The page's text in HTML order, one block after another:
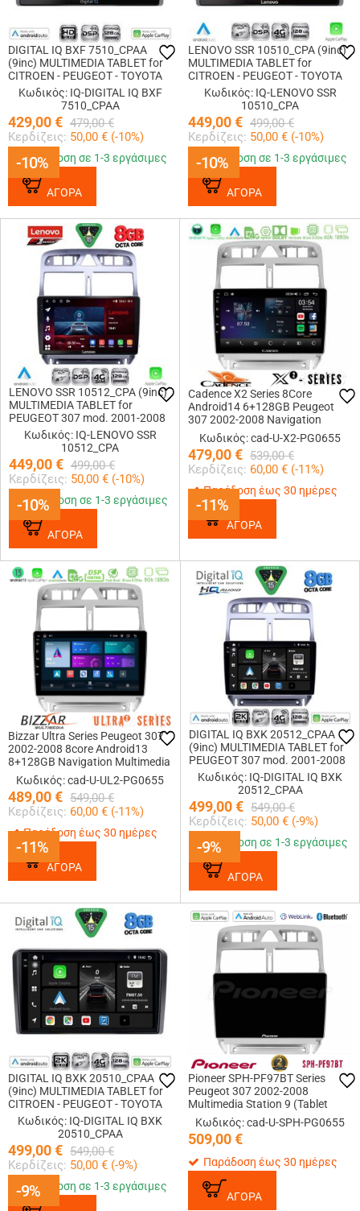
-10%
DIGITAL IQ BXF 7510_CPAA
(9inc) MULTIMEDIA TABLET for
CITROEN - PEUGEOT - TOYOTA
Κωδικός: IQ-DIGITAL IQ BXF
7510_CPAA
429,00€ 479,00 €
Κερδίζεις: 50,00 € (-10%)
-10%
Παράδοση σε 1-3 εργάσιμες
ΑΓΟΡΑ
-10%
LENOVO SSR 10510_CPA (9inc)
MULTIMEDIA TABLET for
CITROEN - PEUGEOT - TOYOTA
Κωδικός: IQ-LENOVO SSR
10510_CPA
449,00€ 499,00 €
Κερδίζεις: 50,00 € (-10%)
-10%
Παράδοση σε 1-3 εργάσιμες
ΑΓΟΡΑ
-10%
LENOVO SSR 10512_CPA (9inc)
MULTIMEDIA TABLET for
PEUGEOT 307 mod. 2001-2008
Κωδικός: IQ-LENOVO SSR
10512_CPA
449,00€ 499,00 €
Κερδίζεις: 50,00 € (-10%)
-10%
Παράδοση σε 1-3 εργάσιμες
ΑΓΟΡΑ
-11%
Cadence X2 Series 8Core
Android14 6+128GB Peugeot
307 2002-2008 Navigation
Multimedia Tablet 9
Κωδικός: cad-U-X2-PG0655
479,00€ 539,00 €
Κερδίζεις: 60,00 € (-11%)
-11%
Παράδοση έως 30 ημέρες
ΑΓΟΡΑ
-11%
Bizzar Ultra Series Peugeot 307
2002-2008 8core Android13
8+128GB Navigation Multimedia
Tablet 9
Κωδικός: cad-U-UL2-PG0655
489,00€ 549,00 €
Κερδίζεις: 60,00 € (-11%)
-11%
Παράδοση έως 30 ημέρες
ΑΓΟΡΑ
-9%
DIGITAL IQ BXK 20512_CPAA
(9inc) MULTIMEDIA TABLET for
PEUGEOT 307 mod. 2001-2008
Κωδικός: IQ-DIGITAL IQ BXK
20512_CPAA
499,00€ 549,00 €
Κερδίζεις: 50,00 € (-9%)
-9%
Παράδοση σε 1-3 εργάσιμες
ΑΓΟΡΑ
-9%
DIGITAL IQ BXK 20510_CPAA
(9inc) MULTIMEDIA TABLET for
CITROEN - PEUGEOT - TOYOTA
Κωδικός: IQ-DIGITAL IQ BXK
20510_CPAA
499,00€ 549,00 €
Κερδίζεις: 50,00 € (-9%)
-9%
Παράδοση σε 1-3 εργάσιμες
Pioneer SPH-PF97BT Series
Peugeot 307 2002-2008
Multimedia Station 9 (Tablet
Style) Με Carplay &amp; Android
Auto
Κωδικός: cad-U-SPH-PG0655
509,00€
Παράδοση έως 30 ημέρες
ΑΓΟΡΑ